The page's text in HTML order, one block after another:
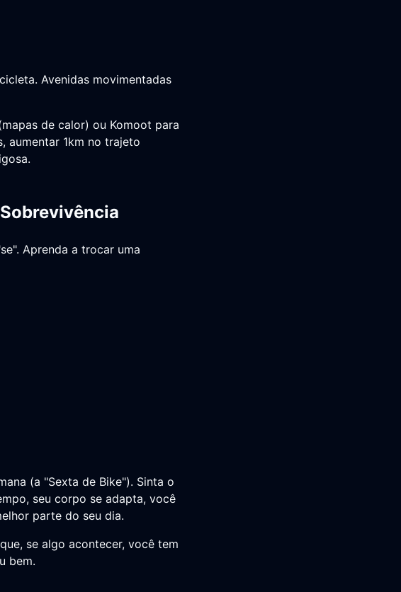
Avenidas movimentadas
de calor) ou Komoot para
aumentar 1km no trajeto
Aprenda a trocar uma
(a "Sexta de Bike"). Sinta o
seu corpo se adapta, você
parte do seu dia.
se algo acontecer, você tem
bem.